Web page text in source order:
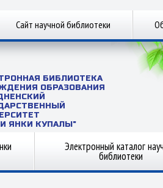
Сайт научной библиотеки
БИБЛИОТЕКА
ОБРАЗОВАНИЯ
ЯНКИ КУПАЛЫ"
Электронный каталог
библиотеки